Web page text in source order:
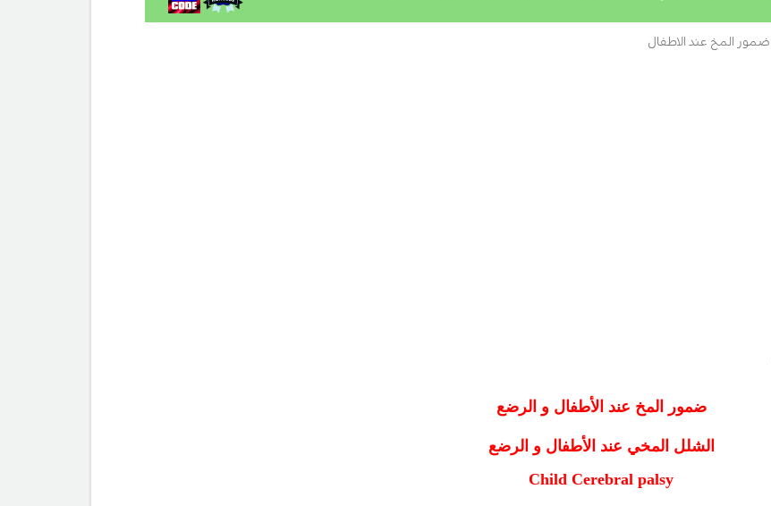
ضمور المخ عند الاطفال
ضمور المخ عند الأطفال و الرضع
الشلل المخي عند الأطفال و الرضع
Child Cerebral palsy